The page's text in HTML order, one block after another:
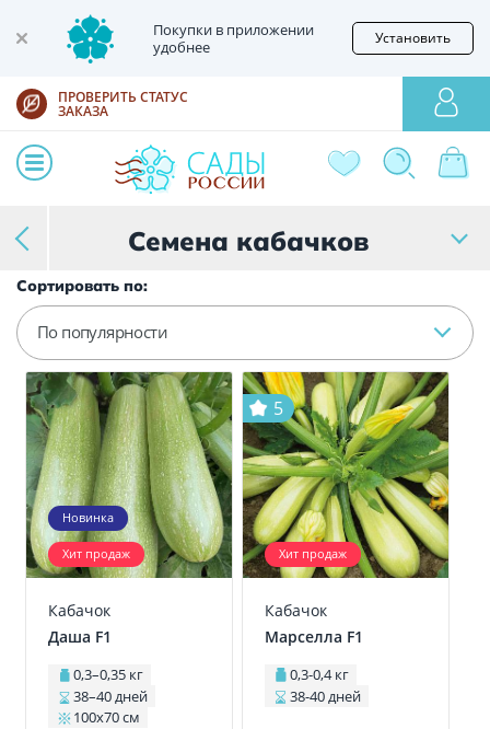
Покупки в приложении
удобнее
Установить
ПРОВЕРИТЬ СТАТУС
ЗАКАЗА
Семена кабачков
Сортировать по:
По популярности
Новинка
Хит продаж
Кабачок
Даша F1
0,3–0,35 кг
38–40 дней
100x70 см
Хит продаж
5
Кабачок
Марселла F1
0,3-0,4 кг
38-40 дней